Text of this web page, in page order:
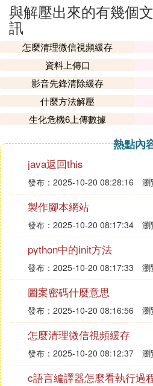
Ⅲ 解壓文件的時候，提
麼修復
最近在網上看到這樣一個問題
縮文件在解壓時總有某些文件
壓縮文件釋放的時候都會出
有，重新下載又可能沒有．我
本的，卡吧也掃描過了沒有病
問題該怎麼解決啊？
下面說具體的解決方法：
1、首先打開WinRAR主窗口
縮文件所在的目錄，選中受損
2、用滑鼠點擊WinRAR工具
後在下拉菜單上選中「Repair
archiver」，這時WinRAR會
選擇修復文件的存放路徑。
3、設定好後點擊「OK」確
受損的壓縮文件進行修復，
修復的全過程。
4、進入你設定的修復文件的
目錄下增加了一個名為
壓縮文件，它就是WinRAR
對它進行解壓縮，如果一切
受損的壓縮文件已經修復了！
與解壓出來的有幾個
訊
怎麼清理微信視頻緩存
資料上傳口
影音先鋒清除緩存
什麼方法解壓
生化危機6上傳數據
熱點內
java返回this
發布：2025-10-20 08:28:16 瀏
製作腳本網站
發布：2025-10-20 08:17:34 瀏
python中的init方法
發布：2025-10-20 08:17:33 瀏
圖案密碼什麼意思
發布：2025-10-20 08:16:56 瀏
怎麼清理微信視頻緩存
發布：2025-10-20 08:12:37 瀏
c語言編譯器怎麼看執行過